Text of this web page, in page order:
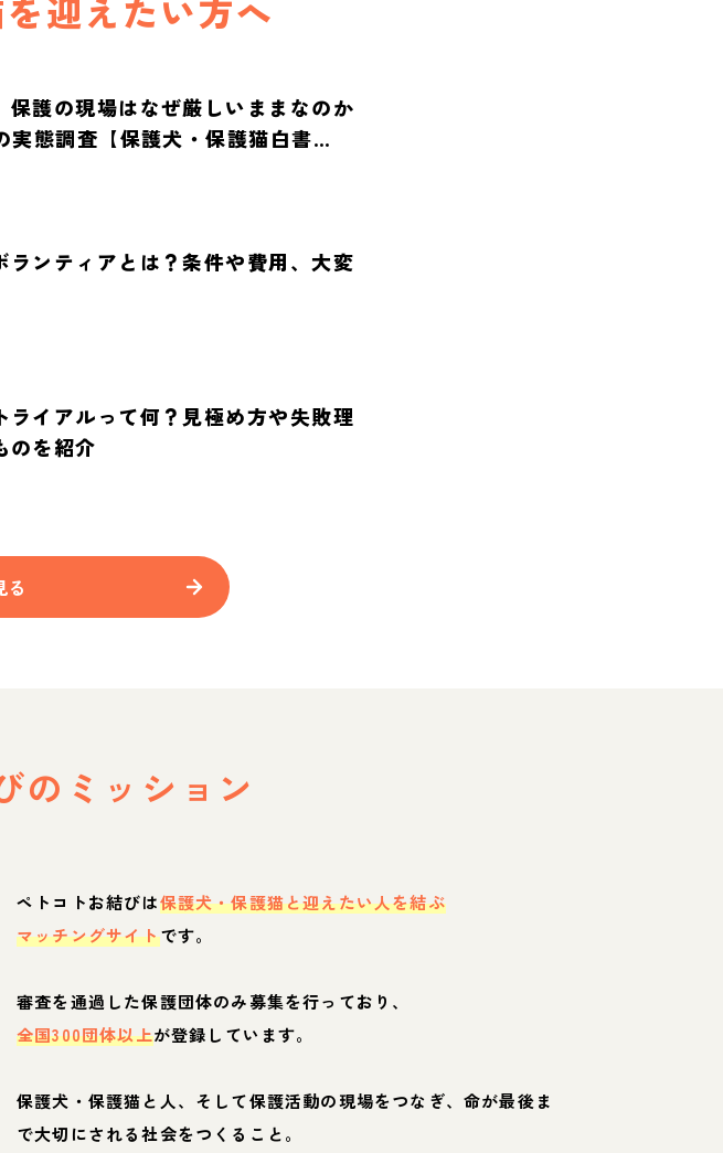
迎えたい方へ
保護の現場はなぜ厳しいままなのか
実態調査【保護犬・保護猫白書
ランティアとは？条件や費用、大変
ライアルって何？見極め方や失敗理
のを紹介
る
の ミッション
ペトコトお結びは保護犬・保護猫と迎えたい人を結ぶ
マッチングサイトです。
審査を通過した保護団体のみ募集を行っており、
全国300団体以上が登録しています。
保護犬・保護猫と人、そして保護活動の現場をつなぎ、命が最後ま
で大切にされる社会をつくること。